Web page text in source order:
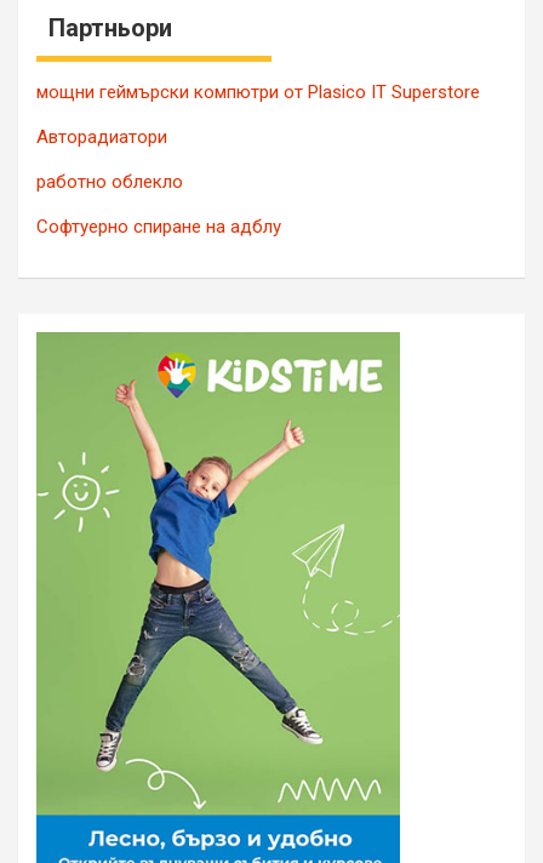
Партньори
мощни геймърски компютри от Plasico IT Superstore
Авторадиатори
работно облекло
Софтуерно спиране на адблу